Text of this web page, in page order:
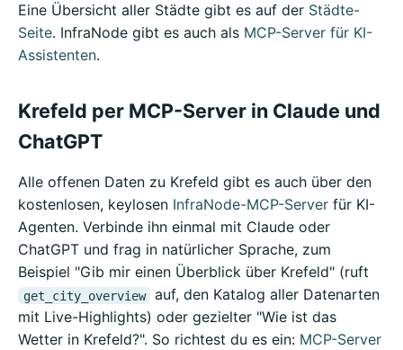
Eine Übersicht aller Städte gibt es auf der Städte-
Seite. InfraNode gibt es auch als MCP-Server für KI-
Assistenten.
Krefeld per MCP-Server in Claude und
ChatGPT
Alle offenen Daten zu Krefeld gibt es auch über den
kostenlosen, keylosen InfraNode-MCP-Server für KI-
Agenten. Verbinde ihn einmal mit Claude oder
ChatGPT und frag in natürlicher Sprache, zum
Beispiel "Gib mir einen Überblick über Krefeld" (ruft
get_city_overview
auf, den Katalog aller Datenarten
mit Live-Highlights) oder gezielter "Wie ist das
Wetter in Krefeld?". So richtest du es ein: MCP-Server